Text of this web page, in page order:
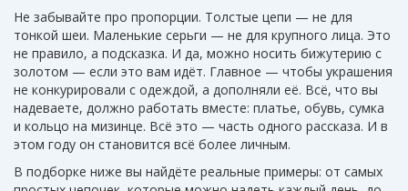
Не забывайте про пропорции. Толстые цепи — не для
тонкой шеи. Маленькие серьги — не для крупного лица. Это
не правило, а подсказка. И да, можно носить бижутерию с
золотом — если это вам идёт. Главное — чтобы украшения
не конкурировали с одеждой, а дополняли её. Всё, что вы
надеваете, должно работать вместе: платье, обувь, сумка
и кольцо на мизинце. Всё это — часть одного рассказа. И в
этом году он становится всё более личным.
В подборке ниже вы найдёте реальные примеры: от самых